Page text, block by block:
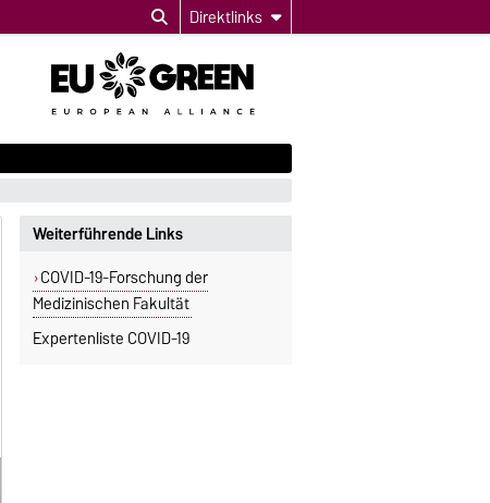
Direktlinks
Weiterführende Links
COVID-19-Forschung der
Medizinischen Fakultät
Expertenliste COVID-19